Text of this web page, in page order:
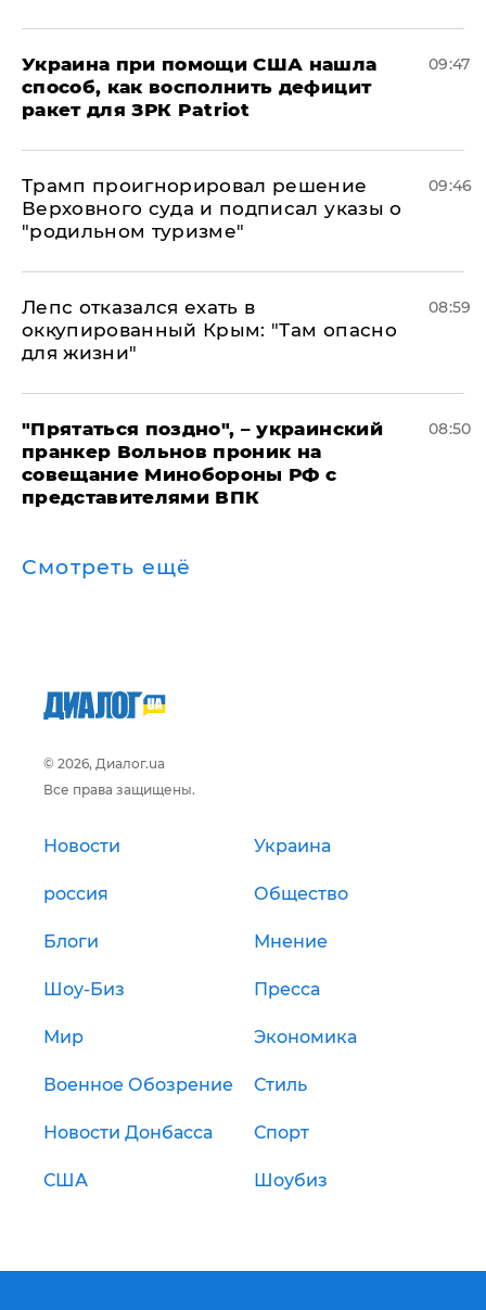
Украина при помощи США нашла
способ, как восполнить дефицит
ракет для ЗРК Patriot
09:47
Трамп проигнорировал решение
Верховного суда и подписал указы о
"родильном туризме"
09:46
Лепс отказался ехать в
оккупированный Крым: "Там опасно
для жизни"
08:59
"Прятаться поздно", – украинский
пранкер Вольнов проник на
совещание Минобороны РФ с
представителями ВПК
08:50
Смотреть ещё
© 2026, Диалог.ua
Все права защищены.
Новости Украина
россия Общество
Блоги Мнение
Шоу-Биз Пресса
Мир Экономика
Военное Обозрение Стиль
Новости Донбасса Спорт
США Шоубиз